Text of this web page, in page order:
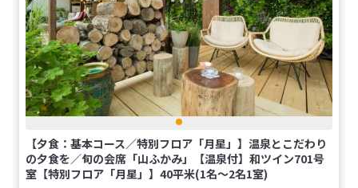
【夕食：基本コース／特別フロア「月星」】温泉とこだわり
の夕食を／旬の会席「山ふかみ」【温泉付】和ツイン701号
室【特別フロア「月星」】40平米(1名～2名1室)